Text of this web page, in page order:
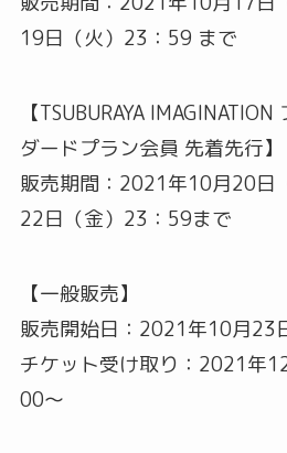
19日（火）23：59 まで
【TSUBURAYA
ダードプラン会員 先着先行】
販売期間：2021年10月20日
22日（金）23：59まで
【一般販売】
販売開始日：2021年10月23
チケット受け取り：2021年
00～